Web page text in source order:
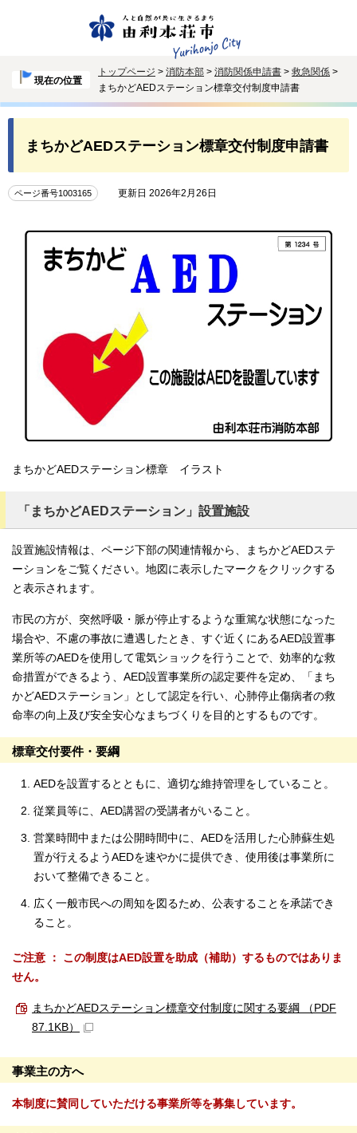
現在の位置
トップページ > 消防本部 > 消防関係申請書 > 救急関係 >
まちかどAEDステーション標章交付制度申請書
まちかどAEDステーション標章交付制度申請書
ページ番号1003165 更新日 2026年2月26日
まちかどAEDステーション標章 イラスト
「まちかどAEDステーション」設置施設
設置施設情報は、ページ下部の関連情報から、まちかどAEDステ
ーションをご覧ください。地図に表示したマークをクリックする
と表示されます。
市民の方が、突然呼吸・脈が停止するような重篤な状態になった
場合や、不慮の事故に遭遇したとき、すぐ近くにあるAED設置事
業所等のAEDを使用して電気ショックを行うことで、効率的な救
命措置ができるよう、AED設置事業所の認定要件を定め、「まち
かどAEDステーション」として認定を行い、心肺停止傷病者の救
命率の向上及び安全安心なまちづくりを目的とするものです。
標章交付要件・要綱
AEDを設置するとともに、適切な維持管理をしていること。
従業員等に、AED講習の受講者がいること。
営業時間中または公開時間中に、AEDを活用した心肺蘇生処
置が行えるようAEDを速やかに提供でき、使用後は事業所に
おいて整備できること。
広く一般市民への周知を図るため、公表することを承諾でき
ること。
ご注意 ： この制度はAED設置を助成（補助）するものではありま
せん。
まちかどAEDステーション標章交付制度に関する要綱 （PDF
87.1KB）
事業主の方へ
本制度に賛同していただける事業所等を募集しています。